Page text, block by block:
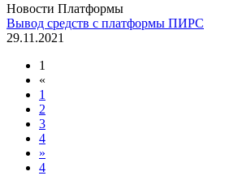
Новости Платформы
Вывод средств с платформы ПИРС
29.11.2021
1
«
1
2
3
4
»
4